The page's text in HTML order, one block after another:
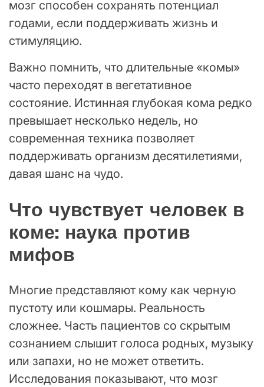
мозг способен сохранять потенциал
годами, если поддерживать жизнь и
стимуляцию.
Важно помнить, что длительные «комы»
часто переходят в вегетативное
состояние. Истинная глубокая кома редко
превышает несколько недель, но
современная техника позволяет
поддерживать организм десятилетиями,
давая шанс на чудо.
Что чувствует человек в
коме: наука против
мифов
Многие представляют кому как черную
пустоту или кошмары. Реальность
сложнее. Часть пациентов со скрытым
сознанием слышит голоса родных, музыку
или запахи, но не может ответить.
Исследования показывают, что мозг